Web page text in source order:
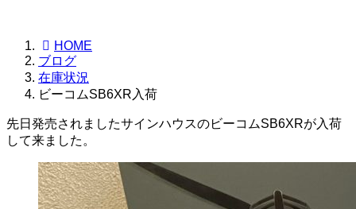
HOME
ブログ
在庫状況
ビーコムSB6XR入荷
先日発売されましたサインハウスのビーコムSB6XRが入荷
して来ました。